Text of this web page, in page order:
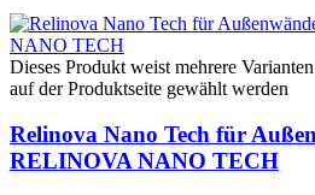
Dieses Produkt weist mehrere
auf der Produktseite gewählt werden
Relinova Nano Tech für
RELINOVA NANO TECH